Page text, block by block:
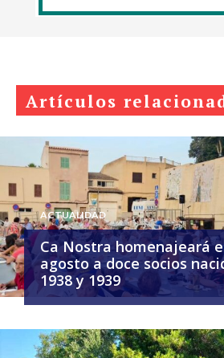
Artículos
ACTUALIDAD
Ca Nostra homenajeará
agosto a doce socios
1938 y 1939